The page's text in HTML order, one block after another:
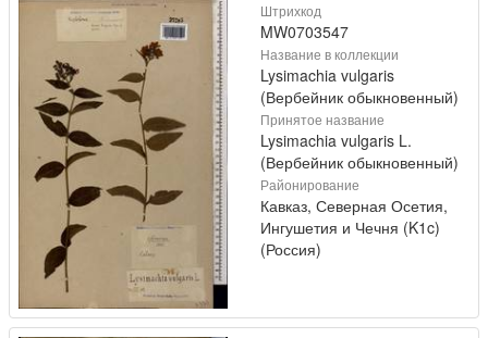
Штрихкод
MW0703547
Название в коллекции
Lysimachia vulgaris
(Вербейник обыкновенный)
Принятое название
Lysimachia vulgaris L.
(Вербейник обыкновенный)
Районирование
Кавказ, Северная Осетия,
Ингушетия и Чечня (K1c)
(Россия)